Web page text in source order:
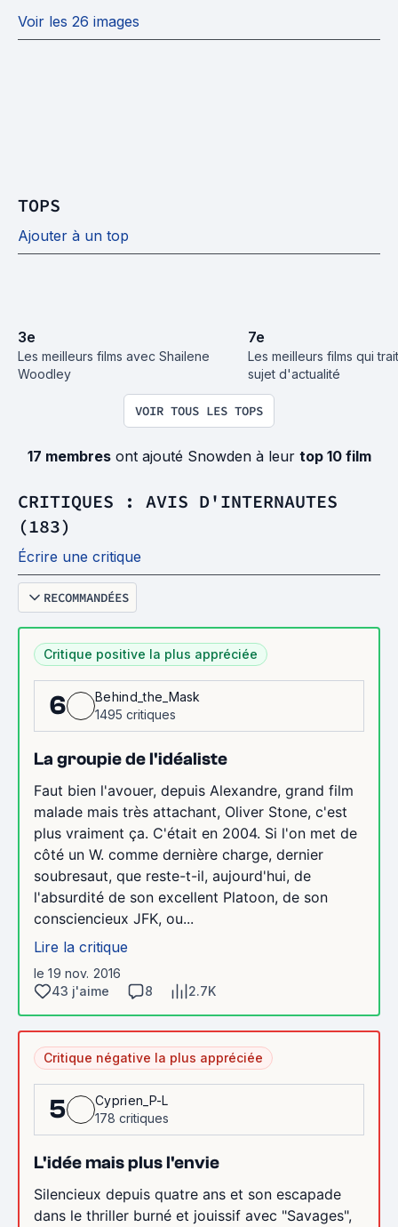
Voir les 26 images
TOPS
Ajouter à un top
3e
Les meilleurs films avec Shailene
Woodley
7e
Les meilleurs films qui
sujet d'actualité
VOIR TOUS LES TOPS
17 membresont ajouté Snowden à leur top 10 film
CRITIQUES : AVIS D'INTERNAUTES
(183)
Écrire une critique
RECOMMANDÉES
Critique positive la plus appréciée
6
Behind_the_Mask
1495 critiques
La groupie de l'idéaliste
Faut bien l'avouer, depuis Alexandre, grand film
malade mais très attachant, Oliver Stone, c'est
plus vraiment ça. C'était en 2004. Si l'on met de
côté un W. comme dernière charge, dernier
soubresaut, que reste-t-il, aujourd'hui, de
l'absurdité de son excellent Platoon, de son
consciencieux JFK, ou...
Lire la critique
le 19 nov. 2016
43 j'aime
8 2.7K
Critique négative la plus appréciée
5
Cyprien_P-L
178 critiques
L'idée mais plus l'envie
Silencieux depuis quatre ans et son escapade
dans le thriller burné et jouissif avec "Savages",